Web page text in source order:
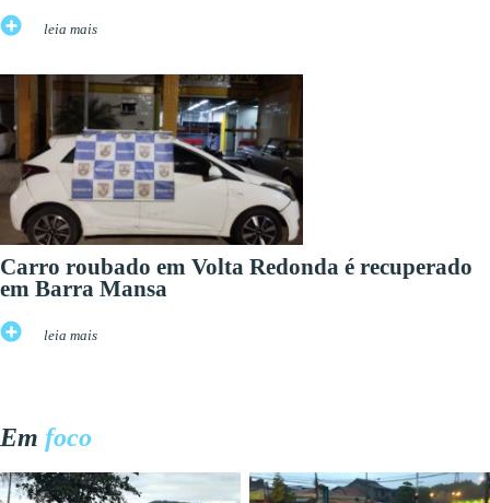
leia mais
Carro roubado em Volta Redonda é recuperado
em Barra Mansa
leia mais
Em foco